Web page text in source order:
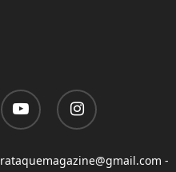
youtube instagram
-